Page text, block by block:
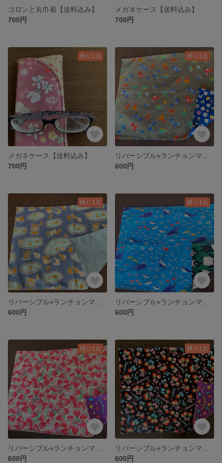
コロンと丸巾着【送料込み】
700円
メガネケース【送料込み】
700円
残り1点
メガネケース【送料込み】
700円
残り1点
600円
残り1点
600円
残り1点
600円
残り1点
600円
残り1点
600円